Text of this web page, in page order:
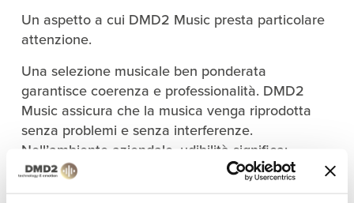
Un aspetto a cui DMD2 Music presta particolare
attenzione.
Una selezione musicale ben ponderata
garantisce coerenza e professionalità. DMD2
Music assicura che la musica venga riprodotta
senza problemi e senza interferenze.
Nell’ambiente aziendale, udibilità significa:
drammaturgia metodica del programma senza